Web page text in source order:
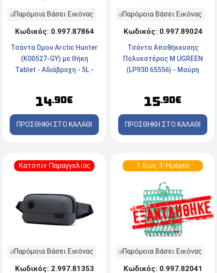
Παρόμοια Βάσει Εικόνας
Κωδικός: 0.997.87864
Τσάντα Ώμου Arctic Hunter
(K00527-GY) με Θήκη
Tablet - Αδιάβροχη - 5L -
14.90€
ΠΡΟΣΘΗΚΗ ΣΤΟ ΚΑΛΑΘΙ
Παρόμοια Βάσει Εικόνας
Κωδικός: 0.997.89024
Τσάντα Αποθήκευσης
Πολυεστέρας M UGREEN
(LP930 65556) - Μαύρη
15.90€
ΠΡΟΣΘΗΚΗ ΣΤΟ ΚΑΛΑΘΙ
Κατόπιν Παραγγελίας
Παρόμοια Βάσει Εικόνας
Κωδικός: 2.997.81353
1 Εώς 3 Ημέρες
Παρόμοια Βάσει Εικόνας
Κωδικός: 0.997.82041